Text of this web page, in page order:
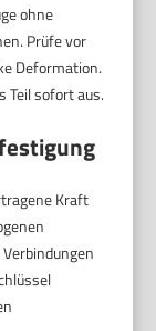
ohne
Prüfe vor
Deformation.
Teil sofort aus.
Kraft